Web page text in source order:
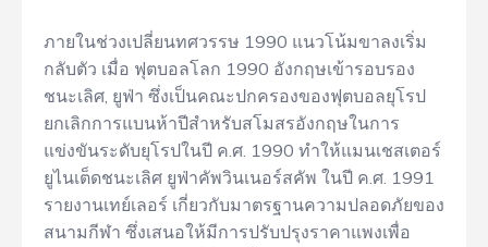
ภายในช่วงเปลี่ยนทศวรรษ 1990 แนวโน้มขาลงเริ่ม
กลับตัว เมื่อ ฟุตบอลโลก 1990 อังกฤษเข้ารอบรอง
ชนะเลิศ, ยูฟ่า ซึ่งเป็นคณะปกครองของฟุตบอลยุโรป
ยกเลิกการแบนห้าปีสำหรับสโมสรอังกฤษในการ
แข่งขันระดับยุโรปในปี ค.ศ. 1990 ทำให้แมนเชสเตอร์
ยูไนเต็ดชนะเลิศ ยูฟ่าคัพวินเนอร์สคัพ ในปี ค.ศ. 1991
รายงานเทย์เลอร์ เกี่ยวกับมาตรฐานความปลอดภัยของ
สนามกีฬา ซึ่งเสนอให้มีการปรับปรุงราคาแพงเพื่อ